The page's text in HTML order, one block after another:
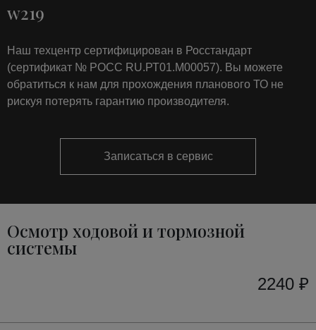
w219
Наш техцентр сертифицирован в Росстандарт
(сертификат № РОСС RU.РТ01.М00057). Вы можете
обратиться к нам для прохождения планового ТО не
рискуя потерять гарантию производителя.
Записаться в сервис
Осмотр ходовой и тормозной
системы
2240 ₽